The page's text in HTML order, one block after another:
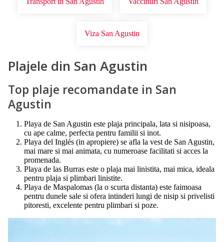
Viza San Agustin
Plajele din San Agustin
Top plaje recomandate in San
Agustin
Playa de San Agustin este plaja principala, lata si nisipoasa,
cu ape calme, perfecta pentru familii si inot.
Playa del Inglés (in apropiere) se afla la vest de San Agustin,
mai mare si mai animata, cu numeroase facilitati si acces la
promenada.
Playa de las Burras este o plaja mai linistita, mai mica, ideala
pentru plaja si plimbari linistite.
Playa de Maspalomas (la o scurta distanta) este faimoasa
pentru dunele sale si ofera intinderi lungi de nisip si privelisti
pitoresti, excelente pentru plimbari si poze.